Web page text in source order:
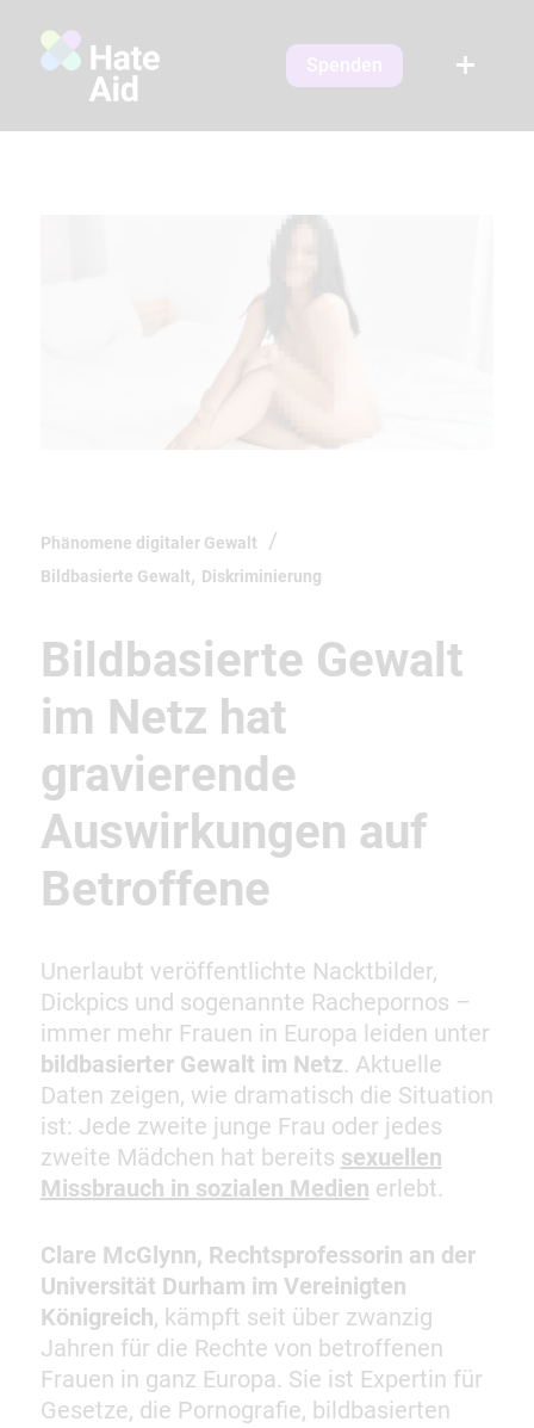
Spenden
Phänomene digitaler Gewalt
Bildbasierte Gewalt, Diskriminierung
Bildbasierte Gewalt
im Netz hat
gravierende
Auswirkungen auf
Betroffene
Unerlaubt veröffentlichte Nacktbilder,
Dickpics und sogenannte Rachepornos –
immer mehr Frauen in Europa leiden unter
bildbasierter Gewalt im Netz. Aktuelle
Daten zeigen, wie dramatisch die Situation
ist: Jede zweite junge Frau oder jedes
zweite Mädchen hat bereits sexuellen
Missbrauch in sozialen Medien erlebt.
Clare McGlynn, Rechtsprofessorin an der
Universität Durham im Vereinigten
Königreich, kämpft seit über zwanzig
Jahren für die Rechte von betroffenen
Frauen in ganz Europa. Sie ist Expertin für
Gesetze, die Pornografie, bildbasierten